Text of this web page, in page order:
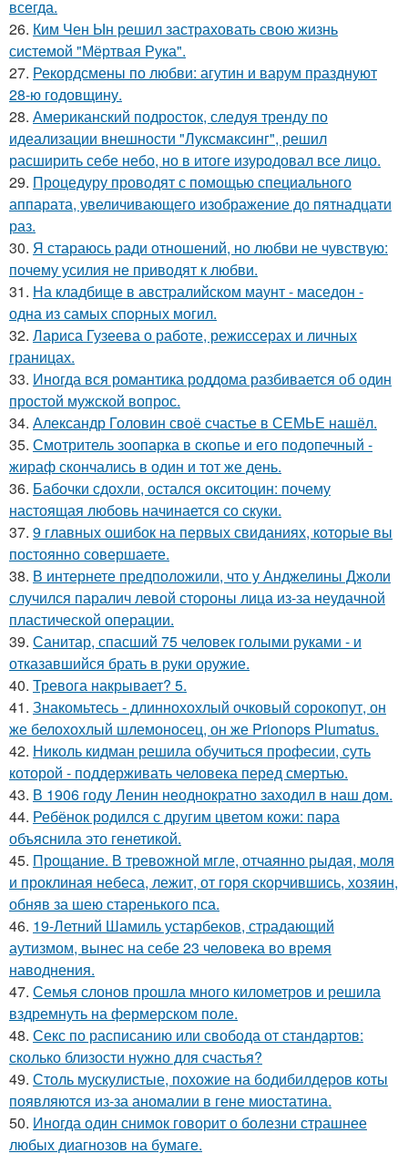
всегда.
26. Ким Чен Ын решил застраховать свою жизнь
системой "Мёртвая Рука".
27. Рекордсмены по любви: агутин и варум празднуют
28-ю годовщину.
28. Американский подросток, следуя тренду по
идеализации внешности "Луксмаксинг", решил
расширить себе небо, но в итоге изуродовал все лицо.
29. Процедуру проводят с помощью специального
аппарата, увеличивающего изображение до пятнадцати
раз.
30. Я стараюсь ради отношений, но любви не чувствую:
почему усилия не приводят к любви.
31. На кладбище в австpалийском маунт - маседон -
одна из самых спopных могил.
32. Лариса Гузеева о работе, режиссерах и личных
границах.
33. Иногда вся романтика роддома разбивается об один
простой мужской вопрос.
34. Александр Головин своё счастье в СЕМЬЕ нашёл.
35. Смотритель зоопарка в скопье и его подопечный -
жираф скончались в один и тот же день.
36. Бабочки сдохли, остался окситоцин: почему
настоящая любовь начинается со скуки.
37. 9 главных ошибок на первых свиданиях, которые вы
постоянно совершаете.
38. В интернете предположили, что у Анджелины Джоли
случился паралич левой стороны лица из-за неудачной
пластической операции.
39. Санитар, спасший 75 человек голыми руками - и
отказавшийся брать в руки оружие.
40. Тревога накрывает? 5.
41. Знакомьтесь - длиннохохлый очковый сорокопут, он
же белохохлый шлемоносец, он же Prionops Plumatus.
42. Николь кидман решила обучиться професии, суть
которой - поддерживать человека перед смертью.
43. В 1906 году Ленин неоднократно заходил в наш дом.
44. Ребёнок родился с другим цветом кожи: пара
объяснила это генетикой.
45. Прощание. В тревожной мгле, отчаянно рыдая, моля
и проклиная небеса, лежит, от горя скорчившись, хозяин,
обняв за шею старенького пса.
46. 19-Летний Шамиль устарбеков, страдающий
аутизмом, вынес на себе 23 человека во время
наводнения.
47. Семья слонов прошла много километров и решила
вздремнуть на фермерском поле.
48. Секс по расписанию или свобода от стандартов:
сколько близости нужно для счастья?
49. Столь мускулистые, похожие на бодибилдеров коты
появляются из-за аномалии в гене миостатина.
50. Иногда один снимок говорит о болезни страшнее
любых диагнозов на бумаге.